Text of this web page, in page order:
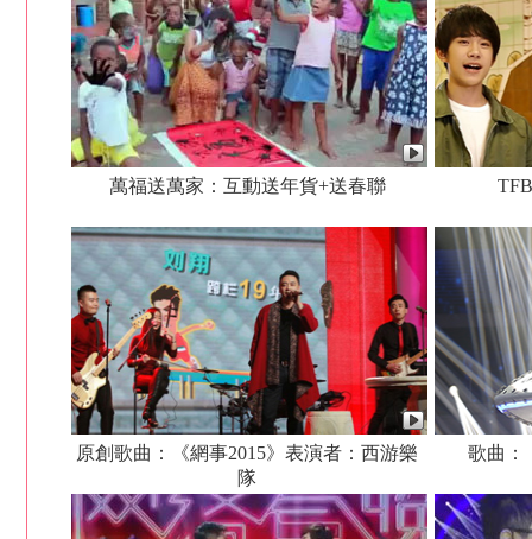
萬福送萬家：互動送年貨+送春聯
原創歌曲：《網事2015》表演者：西游樂
隊
歌曲：